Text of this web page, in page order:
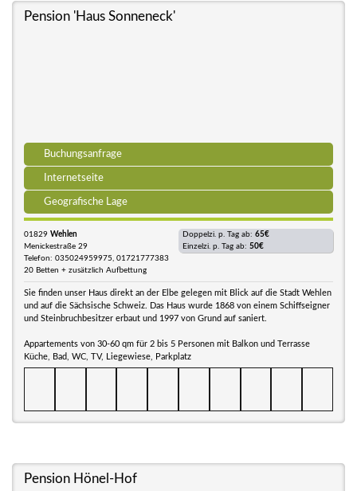
Pension 'Haus Sonneneck'
Buchungsanfrage
Internetseite
Geografische Lage
01829 Wehlen
Menickestraße 29
Telefon: 035024959975, 01721777383
20 Betten + zusätzlich Aufbettung
Doppelzi. p. Tag ab: 65€
Einzelzi. p. Tag ab: 50€
Sie finden unser Haus direkt an der Elbe gelegen mit Blick auf die Stadt Wehlen
und auf die Sächsische Schweiz. Das Haus wurde 1868 von einem Schiffseigner
und Steinbruchbesitzer erbaut und 1997 von Grund auf saniert.
Appartements von 30-60 qm für 2 bis 5 Personen mit Balkon und Terrasse
Küche, Bad, WC, TV, Liegewiese, Parkplatz
Pension Hönel-Hof